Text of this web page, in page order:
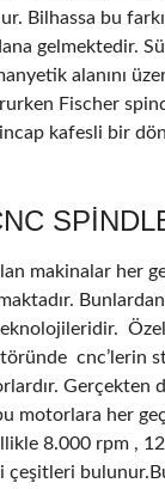
Bilhassa bu
gelmektedir.
alanını
Fischer
kafesli bir
makinalar her
cnc’lerin
Gerçekten
motorlara her
8.000 rpm ,
çeşitleri